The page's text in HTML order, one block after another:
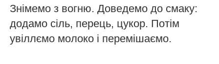
Знімемо з вогню. Доведемо до смаку:
додамо сіль, перець, цукор. Потім
увіллємо молоко і перемішаємо.